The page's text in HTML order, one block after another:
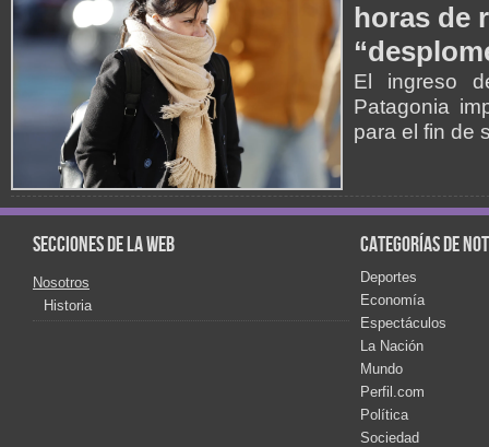
horas de
El ingreso
Patagonia
para el fin de
Secciones de la web
Nosotros
Historia
Categorías de
Deportes
Economía
Espectáculos
La Nación
Mundo
Perfil.com
Política
Sociedad